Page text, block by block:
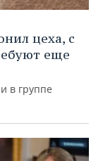
цеха, с
еще
в группе